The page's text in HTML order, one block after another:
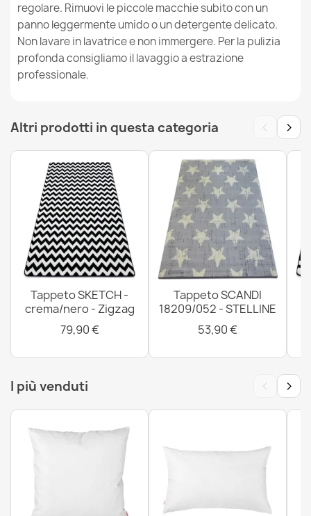
Tappeto BUNNY cerchio beige IMITAZIONE PELLICCIA DI
CONIGLIO
28,90 €
Tappeto BUNNY cerchio oro IMITAZIONE PELLICCIA DI
CONIGLIO
45,90 €
regolare. Rimuovi le piccole macchie subito con un
panno leggermente umido o un detergente delicato.
Non lavare in lavatrice e non immergere. Per la pulizia
profonda consigliamo il lavaggio a estrazione
professionale.
Altri prodotti in questa categoria ‹ ›
Tappeto SKETCH -
crema/nero - Zigzag
79,90 €
Tappeto SCANDI
18209/052 - STELLINE
53,90 €
I più venduti ‹ ›